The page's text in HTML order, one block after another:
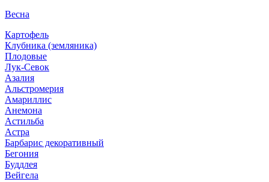
Весна
Картофель
Клубника (земляника)
Плодовые
Лук-Севок
Азалия
Альстромерия
Амариллис
Анемона
Астильба
Астра
Барбарис декоративный
Бегония
Буддлея
Вейгела